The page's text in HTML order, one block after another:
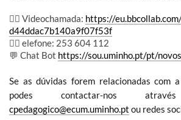
👉🏻 Videochamada: https://
d44ddac7b140a9f07f53f
👉🏻 elefone: 253 604 112
💬 Chat Bot https://sou.uminho.pt/pt/
Se as dúvidas forem relacionadas com
podes contactar-nos
cpedagogico@ecum.uminho.pt ou redes